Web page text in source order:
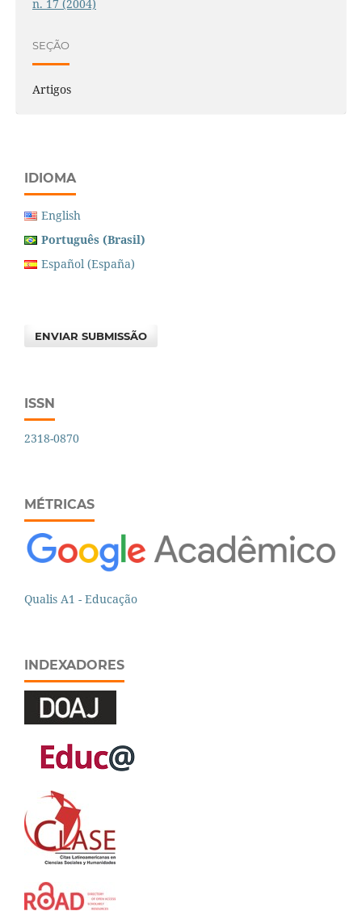
n. 17 (2004)
SEÇÃO
Artigos
IDIOMA
English
Português (Brasil)
Español (España)
ENVIAR SUBMISSÃO
ISSN
2318-0870
MÉTRICAS
Qualis A1 - Educação
INDEXADORES